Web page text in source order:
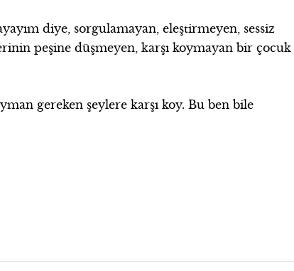
diye, sorgulamayan, eleştirmeyen, sessiz
peşine düşmeyen, karşı koymayan bir çocuk
gereken şeylere karşı koy. Bu ben bile